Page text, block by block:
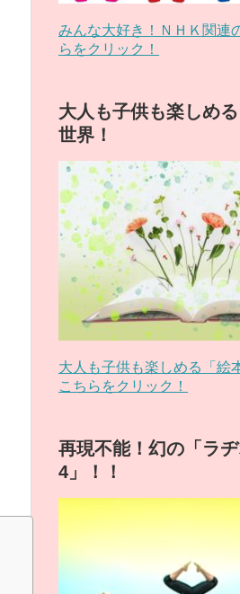
みんな大好き！ＮＨＫ関連
らをクリック！
大人も子供も楽しめ
世界！
大人も子供も楽しめる「絵
こちらをクリック！
再現不能！幻の「ラ
4」！！